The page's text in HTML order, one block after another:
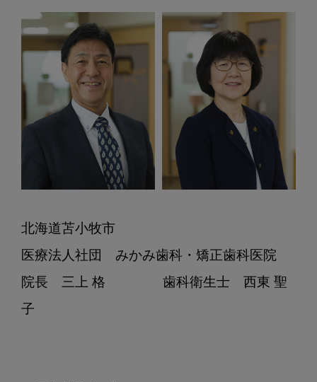
生
か？
高
門
を
器
に、
の
北海道苫小牧市
医療法人社団　みかみ歯科・矯正歯科医院
院長　三上 格		歯科衛生士　西東 聖
子